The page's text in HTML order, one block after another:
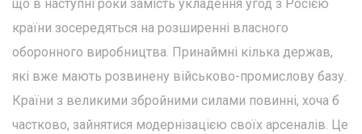
що в наступні роки замість укладення угод з Росією
країни зосередяться на розширенні власного
оборонного виробництва. Принаймні кілька держав,
які вже мають розвинену військово-промислову базу.
Країни з великими збройними силами повинні, хоча б
частково, зайнятися модернізацією своїх арсеналів. Це